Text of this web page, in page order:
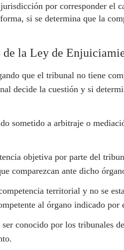
por corresponder el
si se determina que la
la Ley de
que el tribunal no tiene
decide la cuestión y si
sometido a arbitraje o
objetiva por parte del
comparezcan ante dicho
territorial y no se
al órgano indicado
conocido por los tribunales